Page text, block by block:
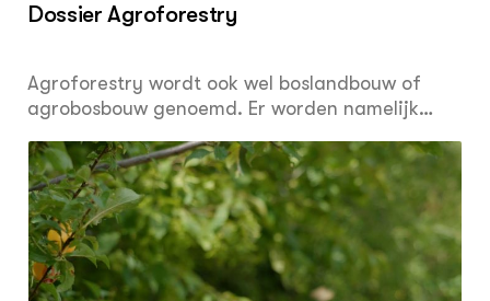
Dossier Agroforestry
Agroforestry wordt ook wel boslandbouw of
agrobosbouw genoemd. Er worden namelijk
van gewassen of dierlijke productiesystemen.